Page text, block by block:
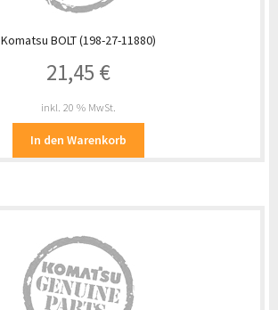
Komatsu BOLT (198-27-11880)
21,45 €
inkl. 20 % MwSt.
In den Warenkorb